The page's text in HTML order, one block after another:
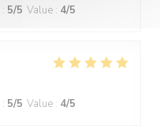
: 5/5 Value : 4/5
: 5/5 Value : 4/5